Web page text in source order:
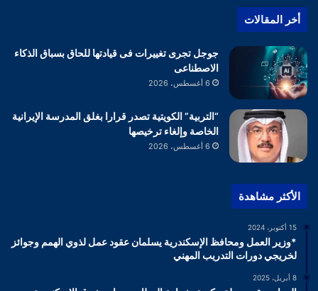
أخر المقالات
جوجل تجرى تغييرات فى قيادتها للحاق بسباق الذكاء
الاصطناعى
6 أغسطس، 2026
“التربية” الكويتية تصدر قرارا بغلق المدرسة الإيرانية
الخاصة وإلغاء ترخيصها
6 أغسطس، 2026
الأكثر مشاهدة
15 أكتوبر، 2024
*وزير العمل ومحافظ الإسكندرية يسلمان عقود عمل لذوي الهمم وجوائز
لخريجي دورات التدريب المهني
8 أبريل، 2025